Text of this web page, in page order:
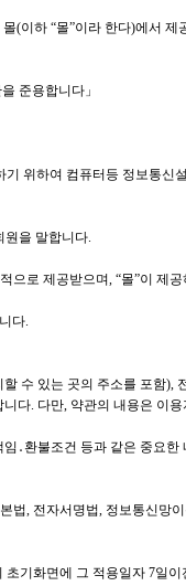
이하 “몰”이라 한다)에서
준용합니다」
위하여 컴퓨터등 정보통
원을 말합니다.
로 제공받으며, “몰”이 제
다.
수 있는 곳의 주소를 포함
다. 다만, 약관의 내용은 이
환불조건 등과 같은 중요
, 전자서명법, 정보통신망
기화면에 그 적용일자 7일